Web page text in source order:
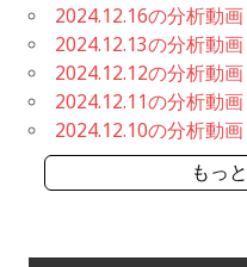
2024.12.16の分析動画
2024.12.13の分析動画
2024.12.12の分析動画
2024.12.11の分析動画
2024.12.10の分析動画
もっ